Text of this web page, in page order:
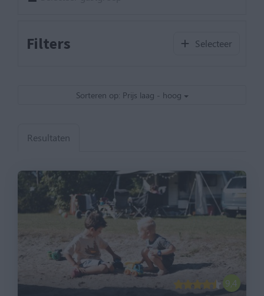
Filters Selecteer
Sorteren op: Prijs laag - hoog
Resultaten
9,4